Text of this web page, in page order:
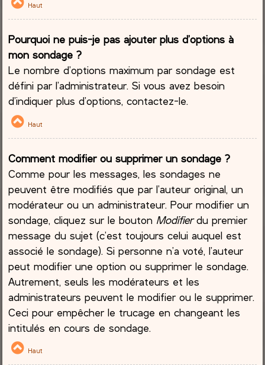
Haut
Pourquoi ne puis-je pas ajouter plus d’options à
mon sondage ?
Le nombre d’options maximum par sondage est
défini par l’administrateur. Si vous avez besoin
d’indiquer plus d’options, contactez-le.
Haut
Comment modifier ou supprimer un sondage ?
Comme pour les messages, les sondages ne
peuvent être modifiés que par l’auteur original, un
modérateur ou un administrateur. Pour modifier un
sondage, cliquez sur le bouton Modifierdu premier
message du sujet (c’est toujours celui auquel est
associé le sondage). Si personne n’a voté, l’auteur
peut modifier une option ou supprimer le sondage.
Autrement, seuls les modérateurs et les
administrateurs peuvent le modifier ou le supprimer.
Ceci pour empêcher le trucage en changeant les
intitulés en cours de sondage.
Haut